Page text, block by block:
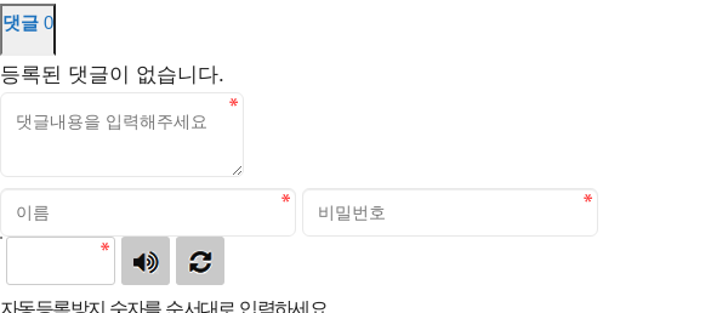
댓글 0
등록된 댓글이 없습니다.
자동등록방지 숫자를 순서대로 입력하세요.